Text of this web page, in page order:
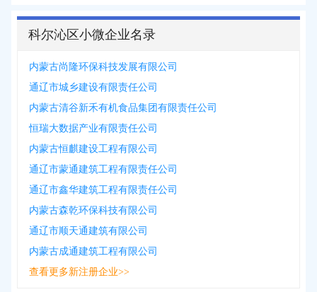
科尔沁区小微企业名录
内蒙古尚隆环保科技发展有限公司
通辽市城乡建设有限责任公司
内蒙古清谷新禾有机食品集团有限责任公司
恒瑞大数据产业有限责任公司
内蒙古恒麒建设工程有限公司
通辽市蒙通建筑工程有限责任公司
通辽市鑫华建筑工程有限责任公司
内蒙古森乾环保科技有限公司
通辽市顺天通建筑有限公司
内蒙古成通建筑工程有限公司
查看更多新注册企业>>